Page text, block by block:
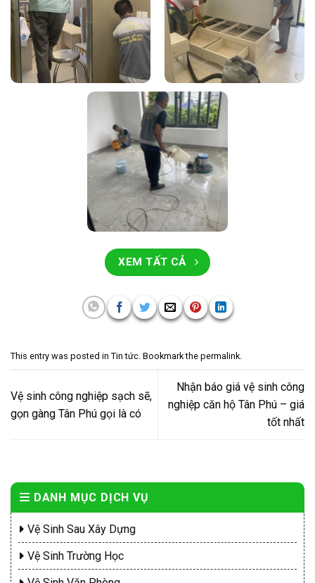
XEM TẤT CẢ
This entry was posted in Tin tức. Bookmark the permalink.
Vệ sinh công nghiệp sạch sẽ,
gọn gàng Tân Phú gọi là có
Nhận báo giá vệ sinh công
nghiệp căn hộ Tân Phú – giá
tốt nhất
DANH MỤC DỊCH VỤ
Vệ Sinh Sau Xây Dựng
Vệ Sinh Trường Học